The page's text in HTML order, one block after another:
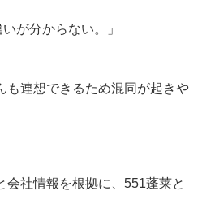
が分からない。」
も連想できるため混同が起きや
会社情報を根拠に、551蓬莱と